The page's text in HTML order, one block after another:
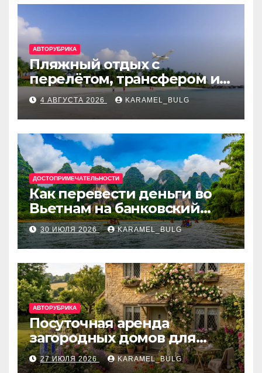
АВТОРУБРИКА
Пляжный отдых с
перелётом, трансфером и
отелем на Мальдивах, в
Турции, Греции, Таиланде
и Европе
4 АВГУСТА 2026 KARAMEL_BULG
ДОСТОПРИМЕЧАТЕЛЬНОСТИ
Как перевести деньги во
Вьетнам на банковский
счёт: VietcomBank, BIDV,
Techcombank и другие
банки
30 ИЮЛЯ 2026 KARAMEL_BULG
АВТОРУБРИКА
Посуточная аренда
загородных домов для
отдыха
27 ИЮЛЯ 2026 KARAMEL_BULG